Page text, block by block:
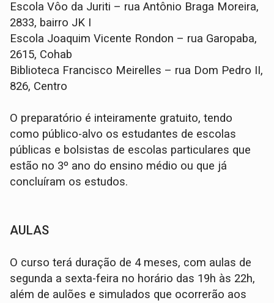
Escola Vôo da Juriti – rua Antônio Braga Moreira,
2833, bairro JK I
Escola Joaquim Vicente Rondon – rua Garopaba,
2615, Cohab
Biblioteca Francisco Meirelles – rua Dom Pedro II,
826, Centro
O preparatório é inteiramente gratuito, tendo
como público-alvo os estudantes de escolas
públicas e bolsistas de escolas particulares que
estão no 3º ano do ensino médio ou que já
concluíram os estudos.
AULAS
O curso terá duração de 4 meses, com aulas de
segunda a sexta-feira no horário das 19h às 22h,
além de aulões e simulados que ocorrerão aos